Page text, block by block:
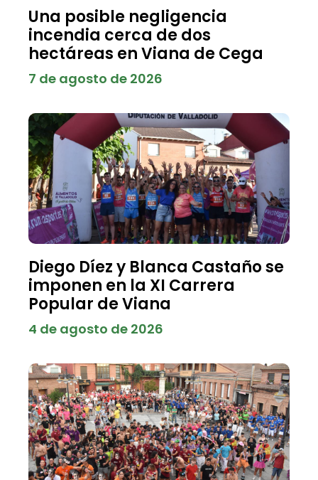
Una posible negligencia
incendia cerca de dos
hectáreas en Viana de Cega
7 de agosto de 2026
Diego Díez y Blanca Castaño se
imponen en la XI Carrera
Popular de Viana
4 de agosto de 2026